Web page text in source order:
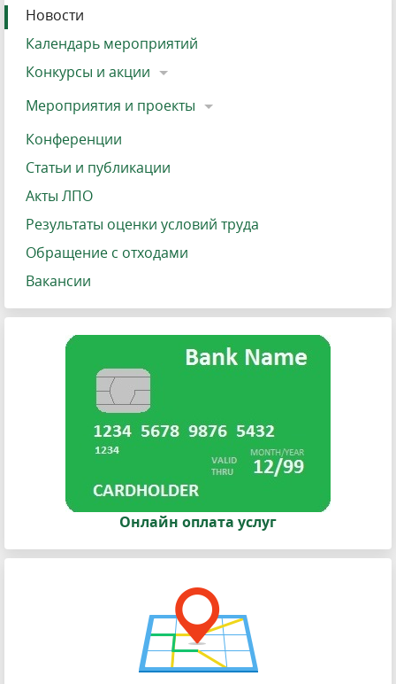
Новости
Календарь мероприятий
Конкурсы и акции
Мероприятия и проекты
Конференции
Статьи и публикации
Акты ЛПО
Результаты оценки условий труда
Обращение с отходами
Вакансии
Онлайн оплата услуг